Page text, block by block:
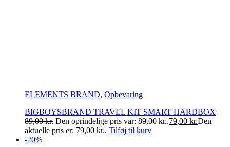
ELEMENTS BRAND, Opbevaring
BIGBOYSBRAND TRAVEL KIT SMART HARDBOX
89,00kr. Den oprindelige pris var: 89,00 kr..79,00 kr.Den
aktuelle pris er: 79,00 kr.. Tilføj til kurv
-20%